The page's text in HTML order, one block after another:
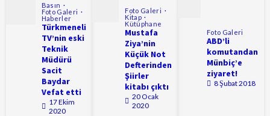
Basın
Foto Galeri
Haberler
Türkmeneli
TV’nin eski
Teknik
Müdürü
Sacit
Baydar
Vefat etti
17 Ekim
2020
Foto Galeri
Kitap
Kütüphane
Mustafa
Ziya’nin
Küçük Not
Defterinden
Şiirler
kitabı çıktı
20 Ocak
2020
Foto Galeri
ABD’li
komutandan
Münbiç’e
ziyaret!
8 Şubat 2018